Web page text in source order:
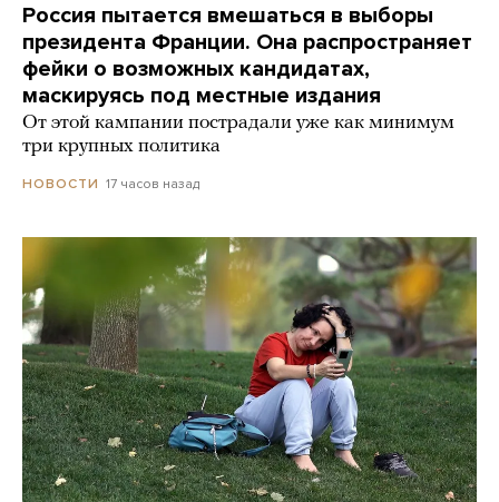
Россия пытается вмешаться в выборы
президента Франции. Она распространяет
фейки о возможных кандидатах,
маскируясь под местные издания
От этой кампании пострадали уже как минимум
три крупных политика
НОВОСТИ 17 часов назад